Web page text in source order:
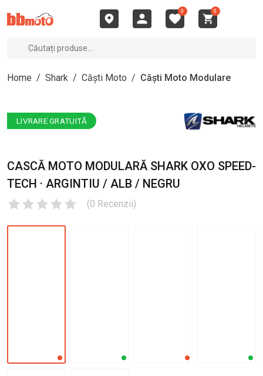
0 0
Home / Shark / Căști Moto / Căști Moto Modulare
LIVRARE GRATUITĂ
CASCĂ MOTO MODULARĂ SHARK OXO SPEED-
TECH · ARGINTIU / ALB / NEGRU
(0 Recenzii)